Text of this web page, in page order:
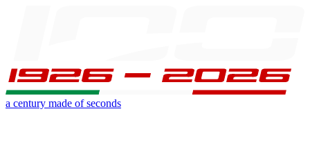
a century made of seconds